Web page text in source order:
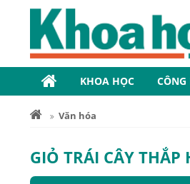
KHOA HỌC CÔNG
Văn hóa
GIỎ TRÁI CÂY